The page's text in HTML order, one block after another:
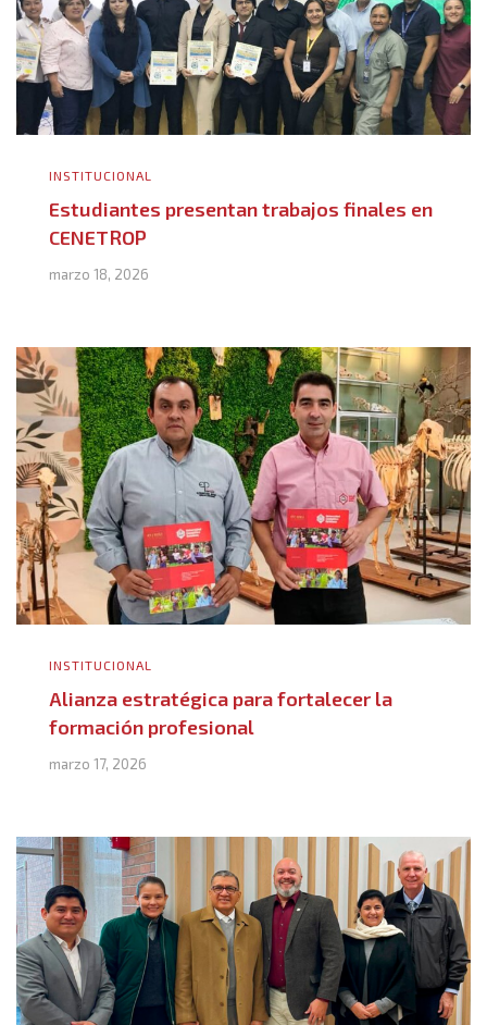
INSTITUCIONAL
Estudiantes presentan trabajos finales en
CENETROP
marzo 18, 2026
INSTITUCIONAL
Alianza estratégica para fortalecer la
formación profesional
marzo 17, 2026